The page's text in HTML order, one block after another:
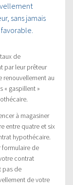
sans jamais
de
par leur prêteur
renouvellement au
« gaspillent »
à magasiner
entre quatre et six
hypothécaire.
formulaire de
contrat
pas de
de votre